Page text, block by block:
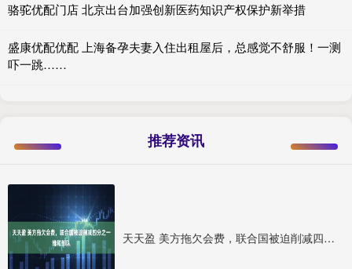
骆驼优配门店 北京出台加强创新医药知识产权保护新举措
盛康优配优配 上海备孕夫妻入住出租屋后，总感觉不舒服！一测
吓一跳……
推荐资讯
天天盈 美方拖欠会费，联合国被迫削减四分之一维和部队